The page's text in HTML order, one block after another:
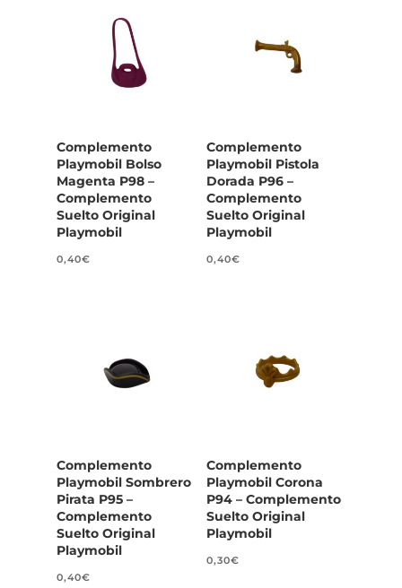
Complemento
Playmobil Bolso
Magenta P98 –
Complemento
Suelto Original
Playmobil
0,40€
Complemento
Playmobil Pistola
Dorada P96 –
Complemento
Suelto Original
Playmobil
0,40€
Complemento
Playmobil Sombrero
Pirata P95 –
Complemento
Suelto Original
Playmobil
0,40€
Complemento
Playmobil Corona
P94 – Complemento
Suelto Original
Playmobil
0,30€